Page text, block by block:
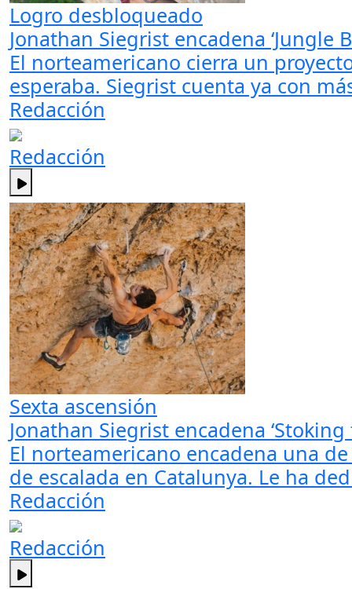
Logro desbloqueado
Jonathan Siegrist encadena ‘Jungle
El norteamericano cierra un
esperaba. Siegrist cuenta ya con
Redacción
Redacción
Sexta ascensión
Jonathan Siegrist encadena
El norteamericano encadena una
de escalada en Catalunya. Le ha
Redacción
Redacción